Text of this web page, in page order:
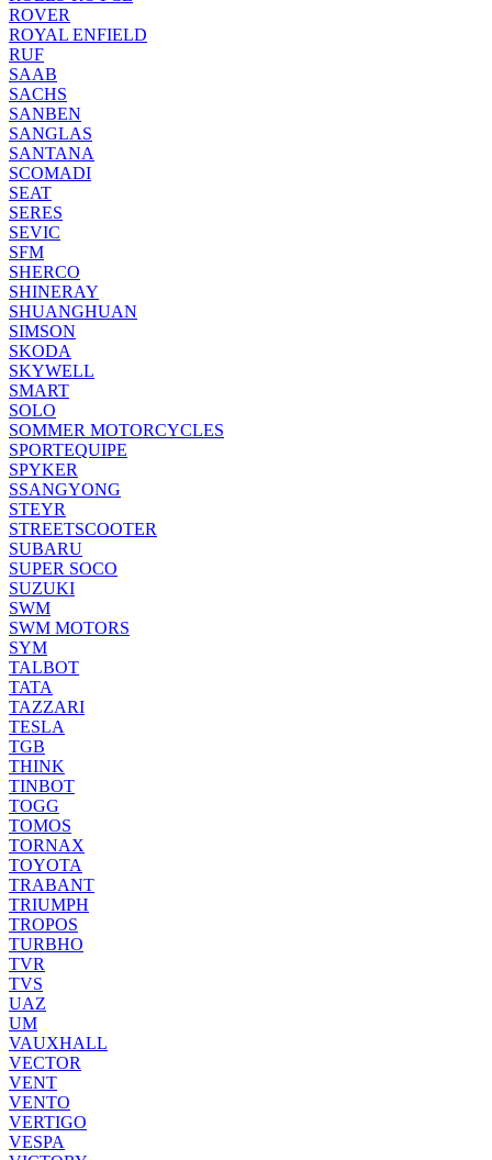
ROVER
ROYAL ENFIELD
RUF
SAAB
SACHS
SANBEN
SANGLAS
SANTANA
SCOMADI
SEAT
SERES
SEVIC
SFM
SHERCO
SHINERAY
SHUANGHUAN
SIMSON
SKODA
SKYWELL
SMART
SOLO
SOMMER MOTORCYCLES
SPORTEQUIPE
SPYKER
SSANGYONG
STEYR
STREETSCOOTER
SUBARU
SUPER SOCO
SUZUKI
SWM
SWM MOTORS
SYM
TALBOT
TATA
TAZZARI
TESLA
TGB
THINK
TINBOT
TOGG
TOMOS
TORNAX
TOYOTA
TRABANT
TRIUMPH
TROPOS
TURBHO
TVR
TVS
UAZ
UM
VAUXHALL
VECTOR
VENT
VENTO
VERTIGO
VESPA